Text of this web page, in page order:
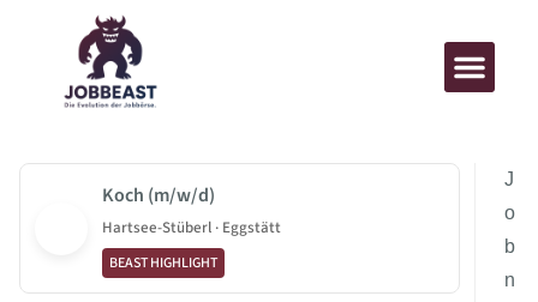
Koch (m/w/d)
Hartsee-Stüberl · Eggstätt
BEAST HIGHLIGHT
J
o
b
n